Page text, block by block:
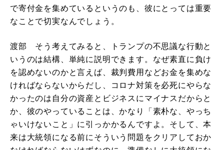
で寄付金を集めているというのも、彼にとっては重要
なことで切実なんでしょう。
渡部 そう考えてみると、トランプの不思議な行動と
いうのは結構、単純に説明できます。なぜ素直に負け
を認めないのかと言えば、裁判費用などお金を集めな
ければならないからだし、コロナ対策を必死にやらな
かったのは自分の資産とビジネスにマイナスだからと
か、彼のやっていることは、かなり「素朴な、やっち
ゃいけないこと」に引っかかるんですよ。そして、本
来は大統領になる前にそういう問題をクリアしておか